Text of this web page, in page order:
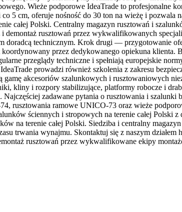
Wieże podporowe IdeaTrade to profesjonalne
5 cm, oferuje nośność do 30 ton na wieżę i pozwala
całej Polski. Centralny magazyn rusztowań i
rusztowań przez wykwalifikowanych
technicznym. Krok drugi — przygotowanie
przez dedykowanego opiekuna
przeglądy techniczne i spełniają europejskie
prowadzi również szkolenia z zakresu
akcesoriów szalunkowych i rusztowaniowych
kliny i rozpory stabilizujące, platformy robocze i
zadawane pytania o rusztowania i
rusztowania ramowe UNICO-73 oraz wieże
ściennych i stropowych na terenie całej Polski
na terenie całej Polski. Siedziba i centralny
trwania wynajmu. Skontaktuj się z naszym działem
rusztowań przez wykwalifikowane ekipy